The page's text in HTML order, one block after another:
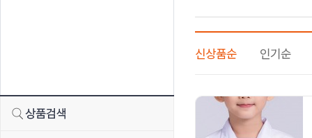
신상품순 인기순